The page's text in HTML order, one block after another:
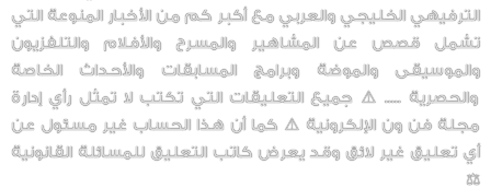
الترفيهي الخليجي والعربي مع أكبر كم من الأخبار المنوعة التي
تشمل قصص عن المشاهير والمسرح والأفلام والتلفزيون
والموسيقى والموضة وبرامج المسابقات والأحداث الخاصة
والحصرية ..... ⚠️ جميع التعليقات التي تكتب لا تمثل رأي إدارة
مجلة فن ون الإلكرونية ⚠️ كما أن هذا الحساب غير مسئول عن
أي تعليق غير لائق وقد يعرض كاتب التعليق للمسائلة القانونية
⚖️